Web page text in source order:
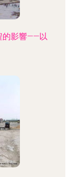
的影響——以